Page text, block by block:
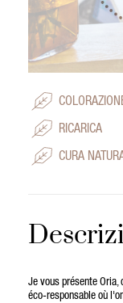
RICARICA
CURA
Je vous présente
éco-responsable où